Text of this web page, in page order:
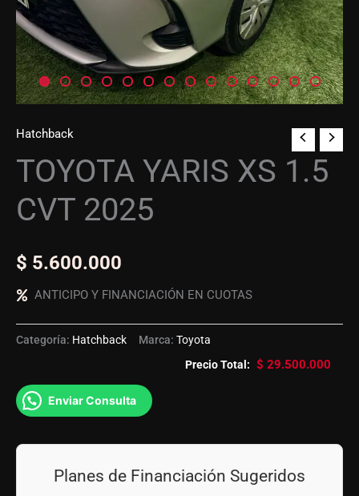
Hatchback
TOYOTA YARIS XS 1.5
CVT 2025
$ 5.600.000
ANTICIPO Y FINANCIACIÓN EN CUOTAS
Categoría: Hatchback Marca: Toyota
Precio Total: $ 29.500.000
Enviar Consulta
Planes de Financiación Sugeridos